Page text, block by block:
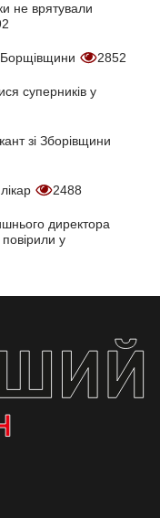
не врятували
Борщівщини 2852
суперників у
зі Зборівщини
2488
директора
у